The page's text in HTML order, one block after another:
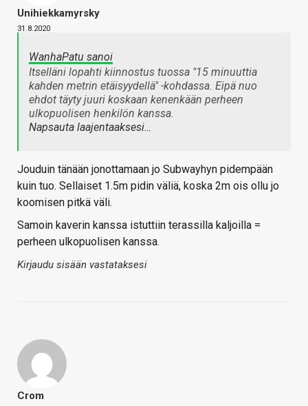
Unihiekkamyrsky
31.8.2020
WanhaPatu sanoi
Itselläni lopahti kiinnostus tuossa "15 minuuttia
kahden metrin etäisyydellä" -kohdassa. Eipä nuo
ehdot täyty juuri koskaan kenenkään perheen
ulkopuolisen henkilön kanssa.
Napsauta laajentaaksesi…
Jouduin tänään jonottamaan jo Subwayhyn pidempään
kuin tuo. Sellaiset 1.5m pidin väliä, koska 2m ois ollu jo
koomisen pitkä väli.
Samoin kaverin kanssa istuttiin terassilla kaljoilla =
perheen ulkopuolisen kanssa.
Kirjaudu sisään vastataksesi
Crom